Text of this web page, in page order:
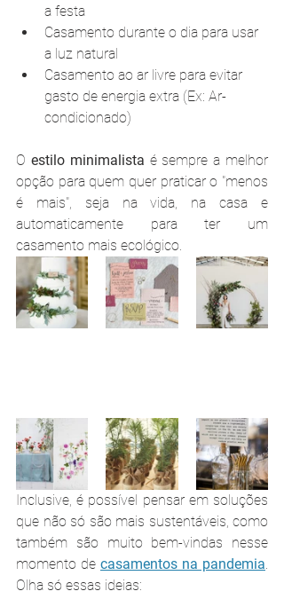
a festa
Casamento durante o dia para usar
a luz natural
Casamento ao ar livre para evitar
gasto de energia extra (Ex: Ar-
condicionado)
O estilo minimalista é sempre a melhor
opção para quem quer praticar o "menos
é mais", seja na vida, na casa e
automaticamente para ter um
casamento mais ecológico.
Inclusive, é possível pensar em soluções
que não só são mais sustentáveis, como
também são muito bem-vindas nesse
momento de casamentos na pandemia.
Olha só essas ideias: